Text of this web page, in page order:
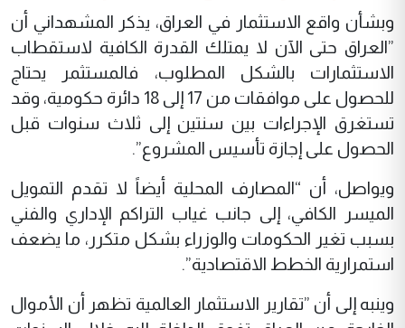
وبشأن واقع الاستثمار في العراق، يذكر المشهداني أن
”العراق حتى الآن لا يمتلك القدرة الكافية لاستقطاب
الاستثمارات بالشكل المطلوب، فالمستثمر يحتاج
للحصول على موافقات من 17 إلى 18 دائرة حكومية، وقد
تستغرق الإجراءات بين سنتين إلى ثلاث سنوات قبل
الحصول على إجازة تأسيس المشروع”.
ويواصل، أن “المصارف المحلية أيضاً لا تقدم التمويل
الميسر الكافي، إلى جانب غياب التراكم الإداري والفني
بسبب تغير الحكومات والوزراء بشكل متكرر، ما يضعف
استمرارية الخطط الاقتصادية”.
وينبه إلى أن ”تقارير الاستثمار العالمية تظهر أن الأموال